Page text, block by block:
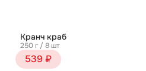
Кранч краб
250 г / 8 шт
539 ₽